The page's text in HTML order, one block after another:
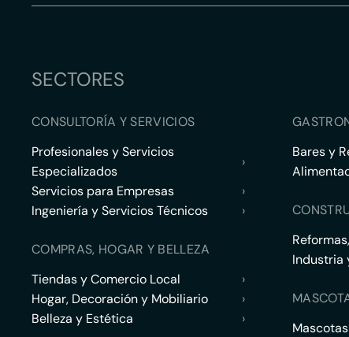
SECTORES
CONSULTORÍA Y SERVICIOS
Profesionales y Servicios
Especializados
›
Servicios para Empresas
›
Ingeniería y Servicios Técnicos
›
COMPRAS, HOGAR Y BELLEZA
Tiendas y Comercio Local
›
Hogar, Decoración y Mobiliario
›
Belleza y Estética
›
Bares y
Industria